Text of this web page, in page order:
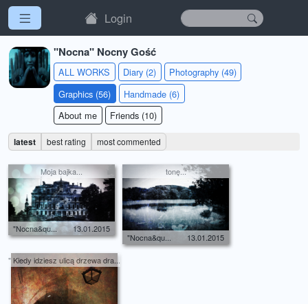
Login
"Nocna" Nocny Gość
ALL WORKS Diary (2)
Photography (49)
Graphics (56)
Handmade (6)
About me
Friends (10)
latest best rating most commented
Moja bajka...
"Nocna&qu... 13.01.2015
tonę...
"Nocna&qu... 13.01.2015
" Kiedy idziesz ulicą drzewa dra...